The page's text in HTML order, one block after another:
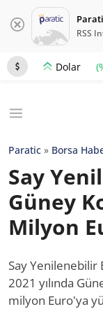
RSS
Dolar
Paratic » Borsa
Say
Güney
Milyon
Say
2021 yılında
milyon Euro'ya